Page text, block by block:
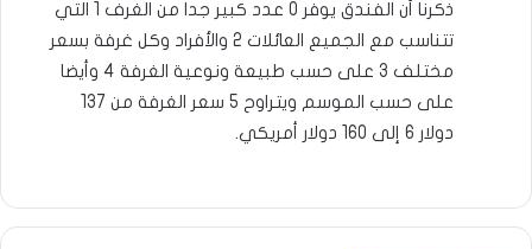
ذكرنا أن الفندق يوفر 0 عدد كبير جدا من الغرف 1 التي
تتناسب مع الجميع العائلات 2 والأفراد وكل غرفة بسعر
مختلف 3 على حسب طبيعة ونوعية الغرفة 4 وأيضا
على حسب الموسم ويتراوح 5 سعر الغرفة من 137
دولار 6 إلى 160 دولار أمريكي.